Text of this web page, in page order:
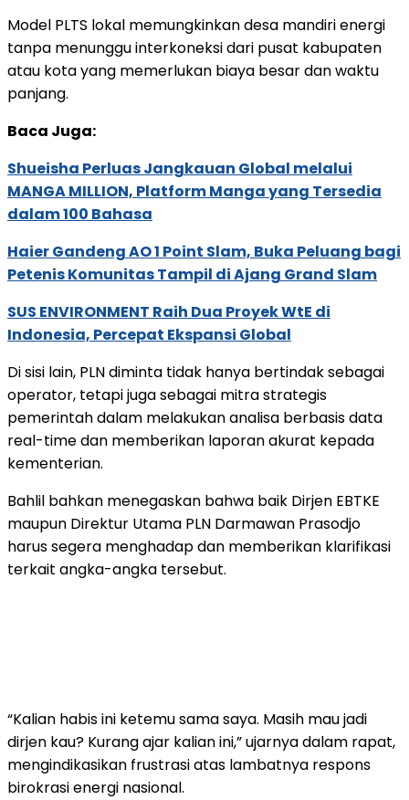
Model PLTS lokal memungkinkan desa mandiri energi
tanpa menunggu interkoneksi dari pusat kabupaten
atau kota yang memerlukan biaya besar dan waktu
panjang.
Baca Juga:
Shueisha Perluas Jangkauan Global melalui
MANGA MILLION, Platform Manga yang Tersedia
dalam 100 Bahasa
Haier Gandeng AO 1 Point Slam, Buka Peluang bagi
Petenis Komunitas Tampil di Ajang Grand Slam
SUS ENVIRONMENT Raih Dua Proyek WtE di
Indonesia, Percepat Ekspansi Global
Di sisi lain, PLN diminta tidak hanya bertindak sebagai
operator, tetapi juga sebagai mitra strategis
pemerintah dalam melakukan analisa berbasis data
real-time dan memberikan laporan akurat kepada
kementerian.
Bahlil bahkan menegaskan bahwa baik Dirjen EBTKE
maupun Direktur Utama PLN Darmawan Prasodjo
harus segera menghadap dan memberikan klarifikasi
terkait angka-angka tersebut.
“Kalian habis ini ketemu sama saya. Masih mau jadi
dirjen kau? Kurang ajar kalian ini,” ujarnya dalam rapat,
mengindikasikan frustrasi atas lambatnya respons
birokrasi energi nasional.